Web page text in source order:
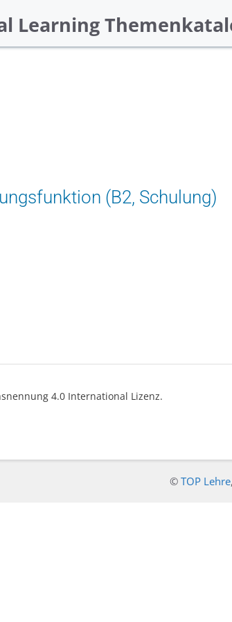
Learning
(B2, Schulung)
4.0 International Lizenz.
© TOP Lehre